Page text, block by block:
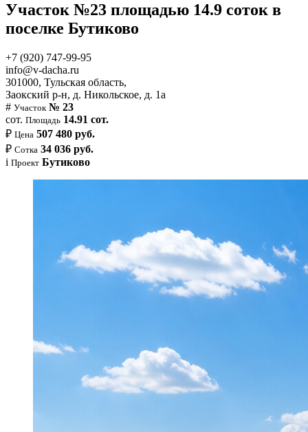
Участок №23 площадью 14.9 соток в
поселке Бутиково
+7 (920) 747-99-95
info@v-dacha.ru
301000, Тульская область,
Заокский р-н, д. Никольское, д. 1а
# Участок № 23
сот. Площадь 14.91 сот.
₽ Цена 507 480 руб.
₽ Сотка 34 036 руб.
i Проект Бутиково